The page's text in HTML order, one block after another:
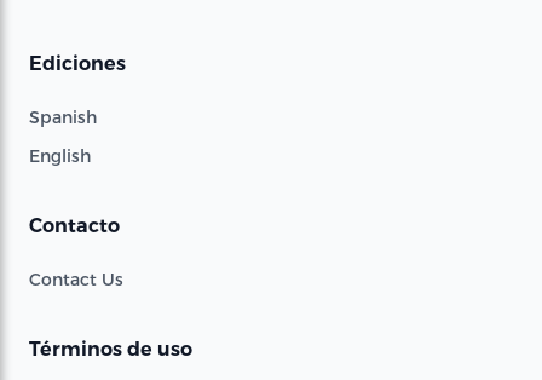
Ediciones
Spanish
English
Contacto
Contact Us
Términos de uso